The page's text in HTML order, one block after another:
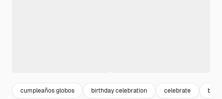
cumpleaños globos birthday celebration celebrate